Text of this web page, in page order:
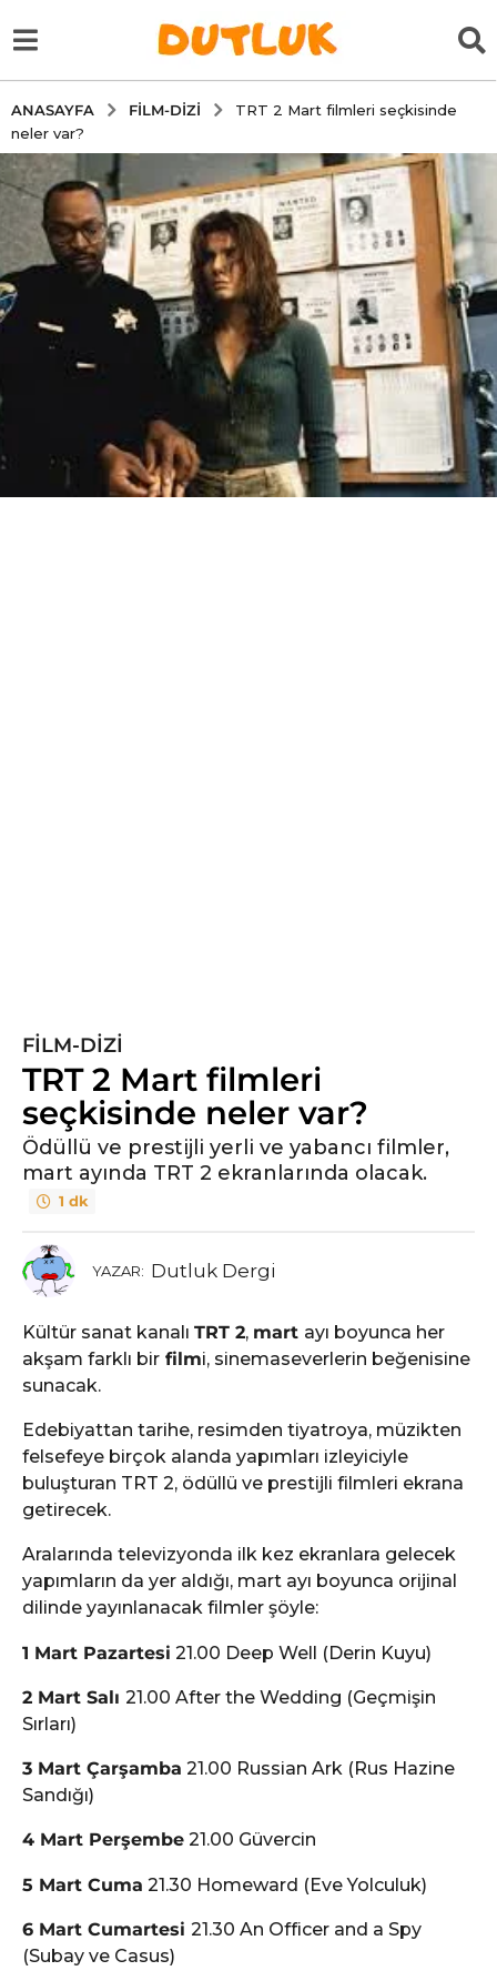
ANASAYFA FILM-DIZI
TRT 2 Mart filmleri seçkisinde
neler var?
FILM-DIZI
TRT 2 Mart filmleri
seçkisinde neler var?
Ödüllü ve prestijli yerli ve yabancı filmler,
mart ayında TRT 2 ekranlarında olacak.
1 dk
YAZAR: Dutluk Dergi
Kültür sanat kanalı TRT 2, mart ayı boyunca her
akşam farklı bir filmi, sinemaseverlerin beğenisine
sunacak.
Edebiyattan tarihe, resimden tiyatroya, müzikten
felsefeye birçok alanda yapımları izleyiciyle
buluşturan TRT 2, ödüllü ve prestijli filmleri ekrana
getirecek.
Aralarında televizyonda ilk kez ekranlara gelecek
yapımların da yer aldığı, mart ayı boyunca orijinal
dilinde yayınlanacak filmler şöyle:
1 Mart Pazartesi 21.00 Deep Well (Derin Kuyu)
2 Mart Salı 21.00 After the Wedding (Geçmişin
Sırları)
3 Mart Çarşamba 21.00 Russian Ark (Rus Hazine
Sandığı)
4 Mart Perşembe 21.00 Güvercin
5 Mart Cuma 21.30 Homeward (Eve Yolculuk)
6 Mart Cumartesi 21.30 An Officer and a Spy
(Subay ve Casus)